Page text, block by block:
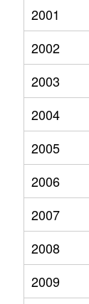
2001
2002
2003
2004
2005
2006
2007
2008
2009